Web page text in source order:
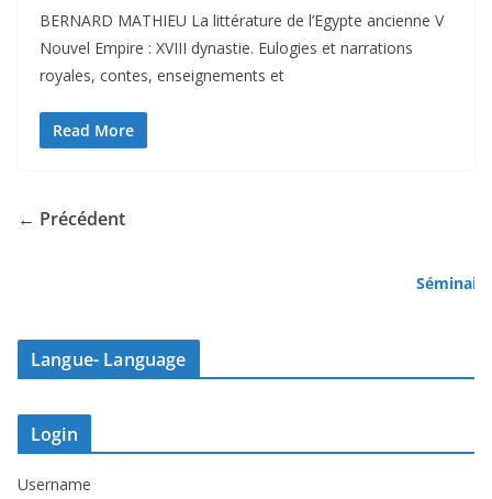
BERNARD MATHIEU La littérature de l’Egypte ancienne V
Nouvel Empire : XVIII dynastie. Eulogies et narrations
royales, contes, enseignements et
Read More
← Précédent
Séminaire
Langue- Language
Login
Username